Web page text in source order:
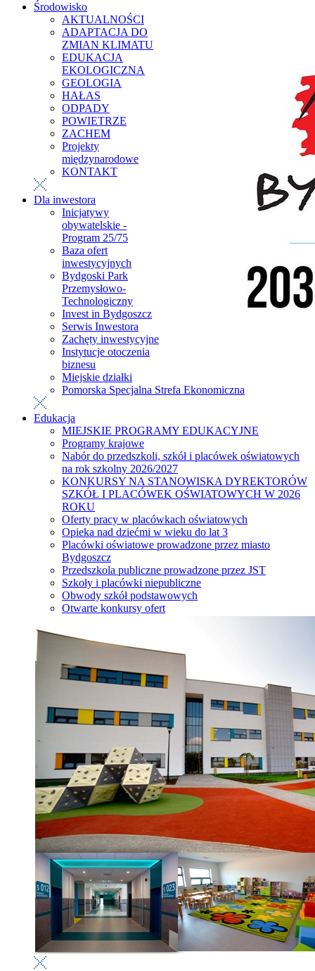
Środowisko
AKTUALNOŚCI
ADAPTACJA DO
ZMIAN KLIMATU
EDUKACJA
EKOLOGICZNA
GEOLOGIA
HAŁAS
ODPADY
POWIETRZE
ZACHEM
Projekty
międzynarodowe
KONTAKT
Dla inwestora
Inicjatywy
obywatelskie -
Program 25/75
Baza ofert
inwestycyjnych
Bydgoski Park
Przemysłowo-
Technologiczny
Invest in Bydgoszcz
Serwis Inwestora
Zachęty inwestycyjne
Instytucje otoczenia
biznesu
Miejskie działki
Pomorska Specjalna Strefa Ekonomiczna
Edukacja
MIEJSKIE PROGRAMY EDUKACYJNE
Programy krajowe
Nabór do przedszkoli, szkół i placówek oświatowych
na rok szkolny 2026/2027
KONKURSY NA STANOWISKA DYREKTORÓW
SZKÓŁ I PLACÓWEK OŚWIATOWYCH W 2026
ROKU
Oferty pracy w placówkach oświatowych
Opieka nad dziećmi w wieku do lat 3
Placówki oświatowe prowadzone przez miasto
Bydgoszcz
Przedszkola publiczne prowadzone przez JST
Szkoły i placówki niepubliczne
Obwody szkół podstawowych
Otwarte konkursy ofert